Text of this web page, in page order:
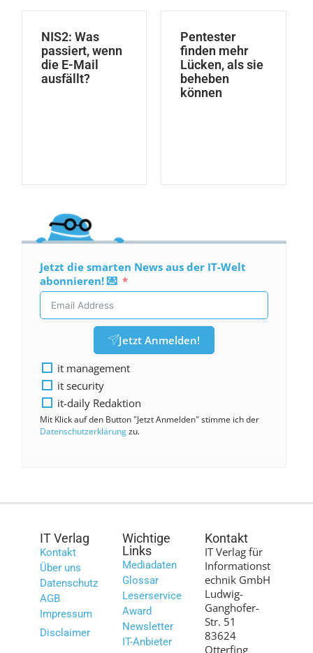
NIS2: Was
passiert, wenn
die E-Mail
ausfällt?
Pentester
finden mehr
Lücken, als sie
beheben
können
Jetzt die smarten News aus der IT-Welt
abonnieren! 💌
Jetzt Anmelden!
it management
it security
it-daily Redaktion
Mit Klick auf den Button "Jetzt Anmelden" stimme ich der
Datenschutzerklärungzu.
IT Verlag
Kontakt
Über uns
Datenschutz
AGB
Impressum
Disclaimer
Wichtige
Links
Mediadaten
Glossar
Leserservice
Award
Newsletter
IT-Anbieter
Kontakt
IT Verlag für
Informationst
echnik GmbH
Ludwig-
Ganghofer-
Str. 51
83624
Otterfing